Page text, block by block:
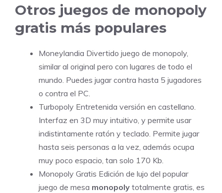
Otros juegos de monopoly
gratis más populares
Moneylandia Divertido juego de monopoly,
similar al original pero con lugares de todo el
mundo. Puedes jugar contra hasta 5 jugadores
o contra el PC.
Turbopoly Entretenida versión en castellano.
Interfaz en 3D muy intuitivo, y permite usar
indistintamente ratón y teclado. Permite jugar
hasta seis personas a la vez, además ocupa
muy poco espacio, tan solo 170 Kb.
Monopoly Gratis Edición de lujo del popular
juego de mesa monopoly totalmente gratis, es